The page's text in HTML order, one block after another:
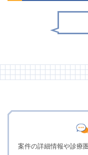
案件の詳細情報や診療